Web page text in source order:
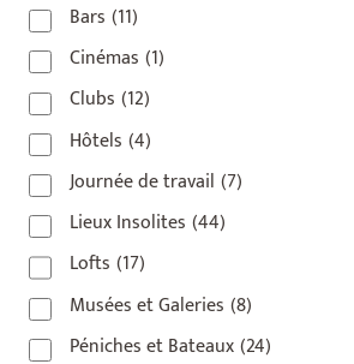
Bars (11)
Cinémas (1)
Clubs (12)
Hôtels (4)
Journée de travail (7)
Lieux Insolites (44)
Lofts (17)
Musées et Galeries (8)
Péniches et Bateaux(24)